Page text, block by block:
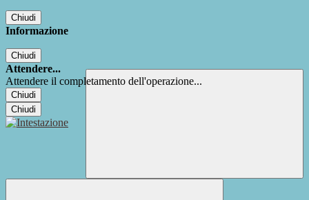
Chiudi
Informazione
Chiudi
Attendere...
Attendere il completamento dell'operazione...
Chiudi
Chiudi